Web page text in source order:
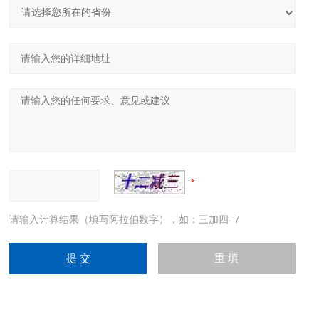
请输入计算结果（填写阿拉伯数字），如：三加四=7